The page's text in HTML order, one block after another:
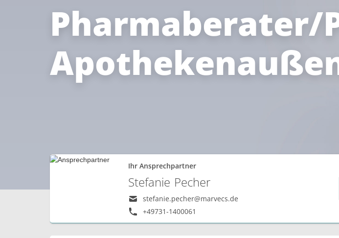
Ihr Ansprechpartner
Stefanie Pecher
stefanie.pecher@marvecs.de
+49731-1400061